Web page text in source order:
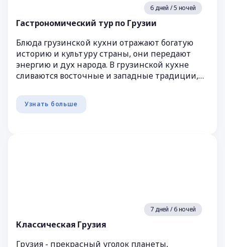
6 дней / 5 ночей
Гастрономический тур по Грузии
Блюда грузинской кухни отражают богатую
историю и культуру страны, они передают
энергию и дух народа. В грузинской кухне
сливаются восточные и западные традиции,
Узнать больше
7 дней / 6 ночей
Классическая Грузия
Грузия - прекрасный уголок планеты,